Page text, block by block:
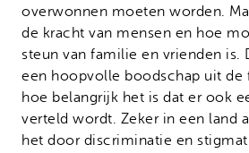
overwonnen moeten worden.
de kracht van mensen en hoe
steun van familie en vrienden is.
een hoopvolle boodschap uit de
hoe belangrijk het is dat er ook
verteld wordt. Zeker in een land
het door discriminatie en